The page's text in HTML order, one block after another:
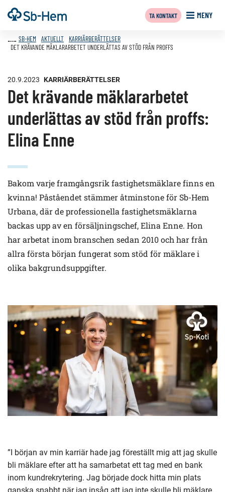
Till
innehållet
Framsida MENY
TA KONTAKT
SB-HEM AKTUELLT
KARRIÄRBERÄTTELSER
DET KRÄVANDE MÄKLARARBETET UNDERLÄTTAS AV STÖD FRÅN PROFFS
20.9.2023 KARRIÄRBERÄTTELSER
Det krävande mäklararbetet
underlättas av stöd från proffs:
Elina Enne
Bakom varje framgångsrik fastighetsmäklare finns en
kvinna! Påståendet stämmer åtminstone för Sb-Hem
Urbana, där de professionella fastighetsmäklarna
backas upp av en försäljningschef, Elina Enne. Hon
har arbetat inom branschen sedan 2010 och har från
allra första början fungerat som stöd för mäklare i
olika bakgrundsuppgifter.
”I början av min karriär hade jag föreställt mig att jag skulle
bli mäklare efter att ha samarbetat ett tag med en bank
inom kundrekrytering. Jag började dock hitta min plats